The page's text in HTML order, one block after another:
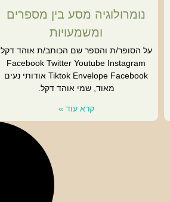
נומרולוגיה מסע בין מספרים
ומשמעויות
על הסופר/ת והספר שם הכותב/ת אוהד דקל
Facebook Twitter Youtube Instagram
Tiktok Envelope Facebook אודותי נעים
מאוד, שמי אוהד דקל.
קרא עוד »